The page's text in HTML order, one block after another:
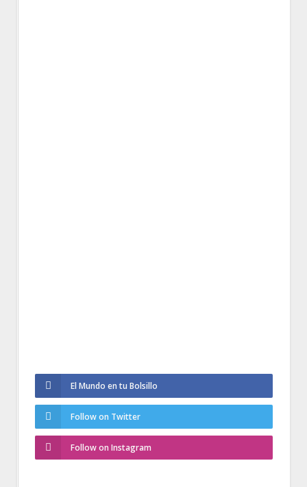
El Mundo en tu Bolsillo
Follow on Twitter
Follow on Instagram